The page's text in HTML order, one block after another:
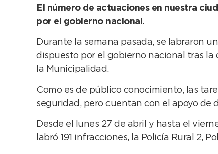
El número de actuaciones en nuestra
por el gobierno nacional.
Durante la semana pasada, se labraron
dispuesto por el gobierno nacional tras la
la Municipalidad.
Como es de público conocimiento, las
seguridad, pero cuentan con el apoyo de
Desde el lunes 27 de abril y hasta el
labró 191 infracciones, la Policía Rural 2,